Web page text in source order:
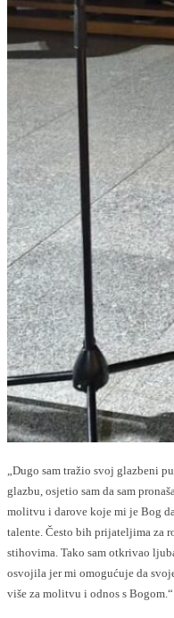
„Dugo sam tražio svoj glazbeni
glazbu, osjetio sam da sam
molitvu i darove koje mi je Bog
talente. Često bih prijateljima za
stihovima. Tako sam otkrivao
osvojila jer mi omogućuje da
više za molitvu i odnos s Bogom.“